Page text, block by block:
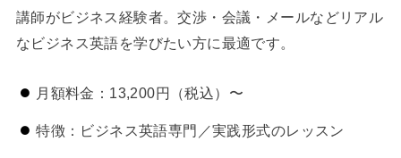
講師がビジネス経験者。交渉・会議・メールなどリアル
なビジネス英語を学びたい方に最適です。
月額料金：13,200円（税込）〜
特徴：ビジネス英語専門／実践形式のレッスン